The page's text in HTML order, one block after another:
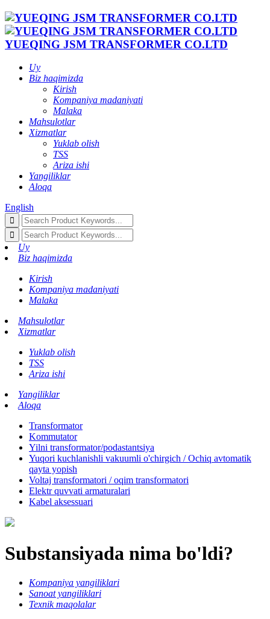
YUEQING JSM TRANSFORMER CO.LTD
Uy
Biz haqimizda
Kirish
Kompaniya madaniyati
Malaka
Mahsulotlar
Xizmatlar
Yuklab olish
TSS
Ariza ishi
Yangiliklar
Aloqa
English
Uy
Biz haqimizda
Kirish
Kompaniya madaniyati
Malaka
Mahsulotlar
Xizmatlar
Yuklab olish
TSS
Ariza ishi
Yangiliklar
Aloqa
Transformator
Kommutator
Yilni transformator/podastantsiya
Yuqori kuchlanishli vakuumli o'chirgich / Ochiq avtomatik
qayta yopish
Voltaj transformatori / oqim transformatori
Elektr quvvati armaturalari
Kabel aksessuari
Substansiyada nima bo'ldi?
Kompaniya yangiliklari
Sanoat yangiliklari
Texnik maqolalar